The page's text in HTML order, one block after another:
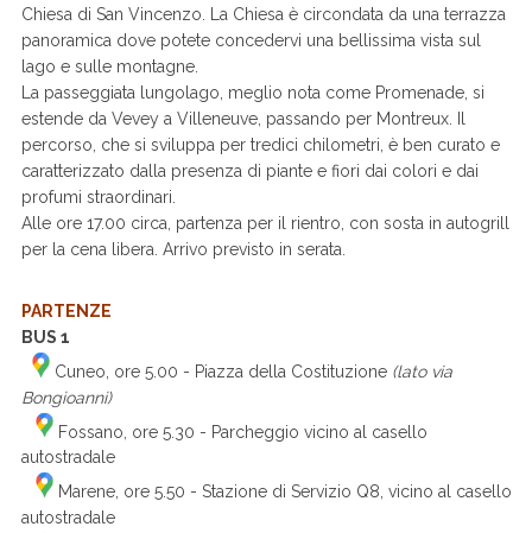
Chiesa di San Vincenzo. La Chiesa è circondata da una terrazza
panoramica dove potete concedervi una bellissima vista sul
lago e sulle montagne.
La passeggiata lungolago, meglio nota come Promenade, si
estende da Vevey a Villeneuve, passando per Montreux. Il
percorso, che si sviluppa per tredici chilometri, è ben curato e
caratterizzato dalla presenza di piante e fiori dai colori e dai
profumi straordinari.
Alle ore 17.00 circa, partenza per il rientro, con sosta in autogrill
per la cena libera. Arrivo previsto in serata.
PARTENZE
BUS 1
Cuneo, ore 5.00 - Piazza della Costituzione (lato via
Bongioanni)
Fossano, ore 5.30 - Parcheggio vicino al casello
autostradale
Marene, ore 5.50 - Stazione di Servizio Q8, vicino al casello
autostradale